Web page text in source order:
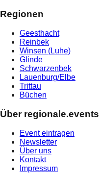
Regionen
Geesthacht
Reinbek
Winsen (Luhe)
Glinde
Schwarzenbek
Lauenburg/Elbe
Trittau
Büchen
Über regionale.events
Event eintragen
Newsletter
Über uns
Kontakt
Impressum